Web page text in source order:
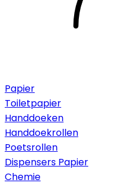
Papier
Toiletpapier
Handdoeken
Handdoekrollen
Poetsrollen
Dispensers Papier
Chemie